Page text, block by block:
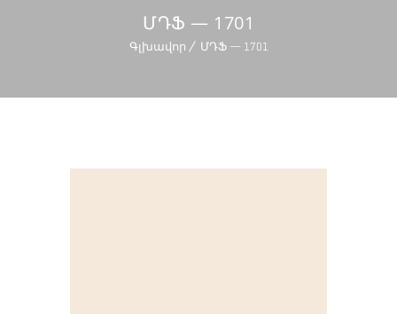
ՄԴՖ — 1701
Գլխավոր ՄԴՖ — 1701